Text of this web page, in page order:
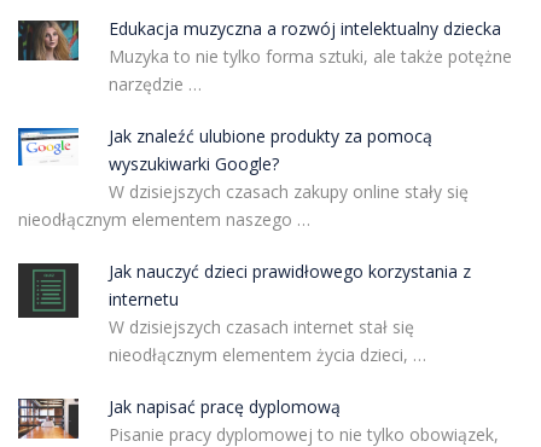
Edukacja muzyczna a rozwój intelektualny dziecka
Muzyka to nie tylko forma sztuki, ale także potężne
narzędzie …
Jak znaleźć ulubione produkty za pomocą
wyszukiwarki Google?
W dzisiejszych czasach zakupy online stały się
nieodłącznym elementem naszego …
Jak nauczyć dzieci prawidłowego korzystania z
internetu
W dzisiejszych czasach internet stał się
nieodłącznym elementem życia dzieci, …
Jak napisać pracę dyplomową
Pisanie pracy dyplomowej to nie tylko obowiązek,